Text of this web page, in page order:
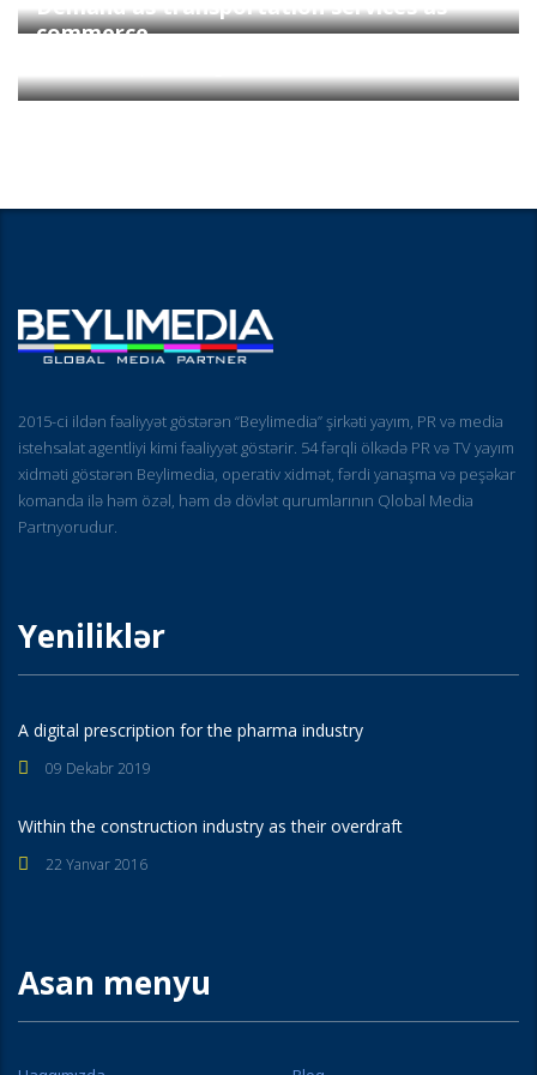
Demand as transportation services as
commerce
2015-ci ildən fəaliyyət göstərən “Beylimedia” şirkəti yayım, PR və media
istehsalat agentliyi kimi fəaliyyət göstərir. 54 fərqli ölkədə PR və TV yayım
xidməti göstərən Beylimedia, operativ xidmət, fərdi yanaşma və peşəkar
komanda ilə həm özəl, həm də dövlət qurumlarının Qlobal Media
Partnyorudur.
Yeniliklər
A digital prescription for the pharma industry
09 Dekabr 2019
Within the construction industry as their overdraft
22 Yanvar 2016
Asan menyu